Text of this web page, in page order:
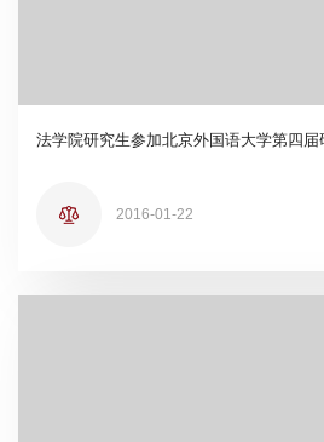
法学院研究生参加北京外国语大学第四届
2016-01-22